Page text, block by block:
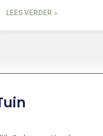
LEES VERDER »